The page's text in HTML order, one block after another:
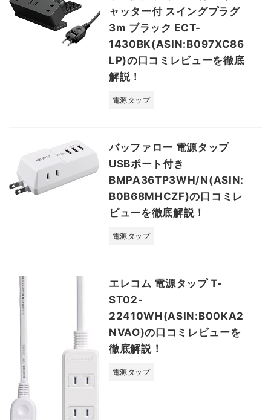
ャッター付 スイングプラグ
3m ブラック ECT-
1430BK(ASIN:B097XC86
LP)の口コミレビューを徹底
解説！
電源タップ
バッファロー 電源タップ
USBポート付き
BMPA36TP3WH/N(ASIN:
B0B68MHCZF)の口コミレ
ビューを徹底解説！
電源タップ
エレコム 電源タップ T-
ST02-
22410WH(ASIN:B00KA2
NVAO)の口コミレビューを
徹底解説！
電源タップ